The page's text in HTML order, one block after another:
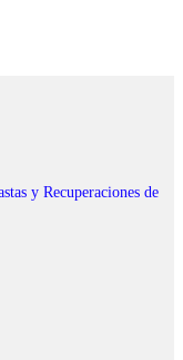
y Recuperaciones de